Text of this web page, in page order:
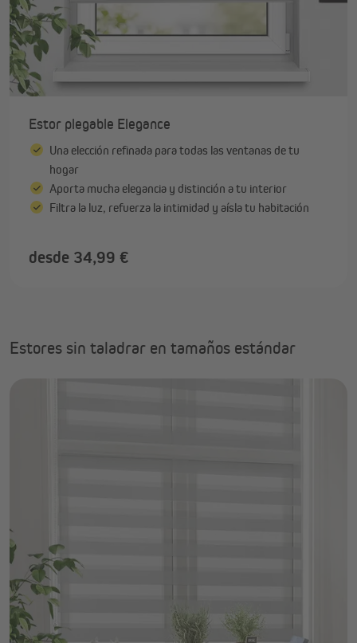
Estor plegable Elegance
Una elección refinada para todas las ventanas de tu
hogar
Aporta mucha elegancia y distinción a tu interior
Filtra la luz, refuerza la intimidad y aísla tu habitación
desde 34,99 €
Estores sin taladrar en tamaños estándar